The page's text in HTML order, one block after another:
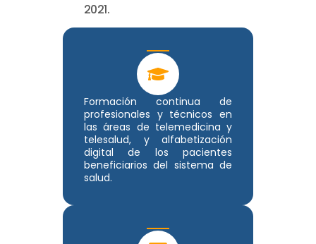
Formación continua de
profesionales y técnicos en
las áreas de telemedicina y
telesalud, y alfabetización
digital de los pacientes
beneficiarios del sistema de
salud.
2021.